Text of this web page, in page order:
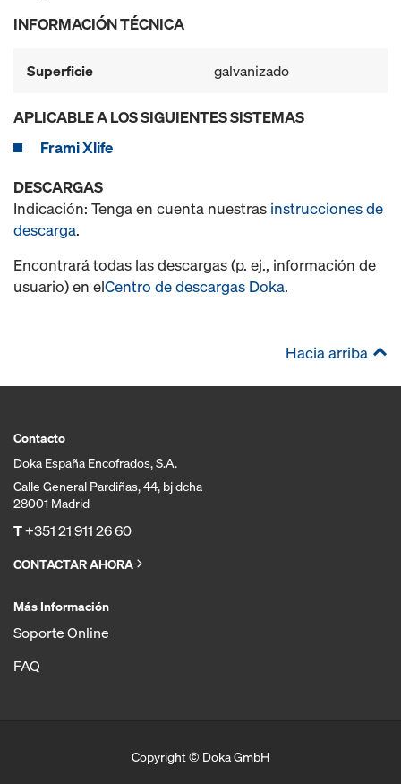
INFORMACIÓN TÉCNICA
Superficie galvanizado
APLICABLE A LOS SIGUIENTES SISTEMAS
Frami Xlife
DESCARGAS
Indicación: Tenga en cuenta nuestras instrucciones de
descarga.
Encontrará todas las descargas (p. ej., información de
usuario) en elCentro de descargas Doka.
Hacia arriba
Contacto
Doka España Encofrados, S.A.
Calle General Pardiñas, 44, bj dcha
28001 Madrid
T+351 21 911 26 60
CONTACTAR AHORA
Más Información
Soporte Online
FAQ
Copyright © Doka GmbH